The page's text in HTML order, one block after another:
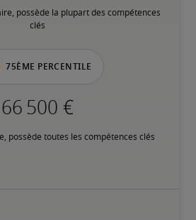
possède la plupart des compétences
clés
75ème percentile
possède toutes les compétences clés